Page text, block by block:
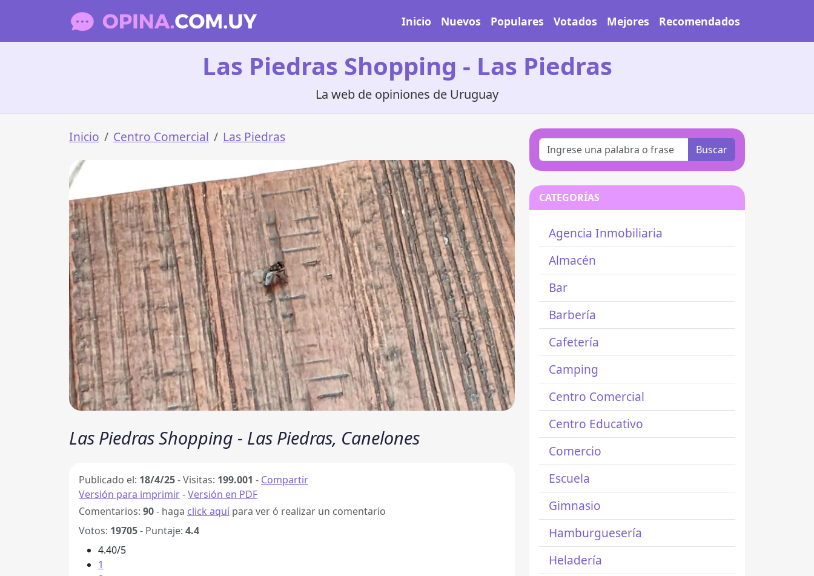
Inicio Nuevos Populares Votados Mejores Recomendados
Las Piedras Shopping - Las Piedras
La web de opiniones de Uruguay
Inicio Centro Comercial Las Piedras
Las Piedras Shopping - Las Piedras, Canelones
Publicado el: 18/4/25-Visitas: 199.001 - Compartir
Versión para imprimir-Versión en PDF
Comentarios: 90- haga click aquí para ver ó realizar un comentario
Votos: 19705- Puntaje: 4.4
4.40/5
1
Buscar
CATEGORÍAS
Agencia Inmobiliaria
Almacén
Bar
Barbería
Cafetería
Camping
Centro Comercial
Centro Educativo
Comercio
Escuela
Gimnasio
Hamburguesería
Heladería